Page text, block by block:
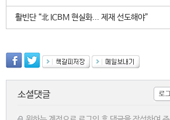
활빈단 “北 ICBM 현실화... 제재 선도해야”
소셜댓글